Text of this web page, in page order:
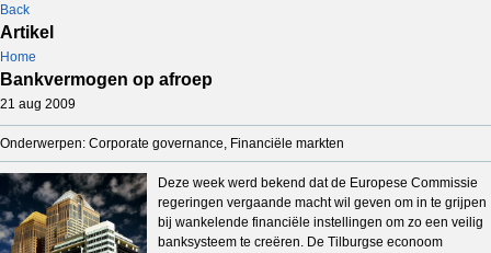
Back
Artikel
Home
Bankvermogen op afroep
21 aug 2009
Onderwerpen: Corporate governance, Financiële markten
Deze week werd bekend dat de Europese Commissie
regeringen vergaande macht wil geven om in te grijpen
bij wankelende financiële instellingen om zo een veilig
banksysteem te creëren. De Tilburgse econoom